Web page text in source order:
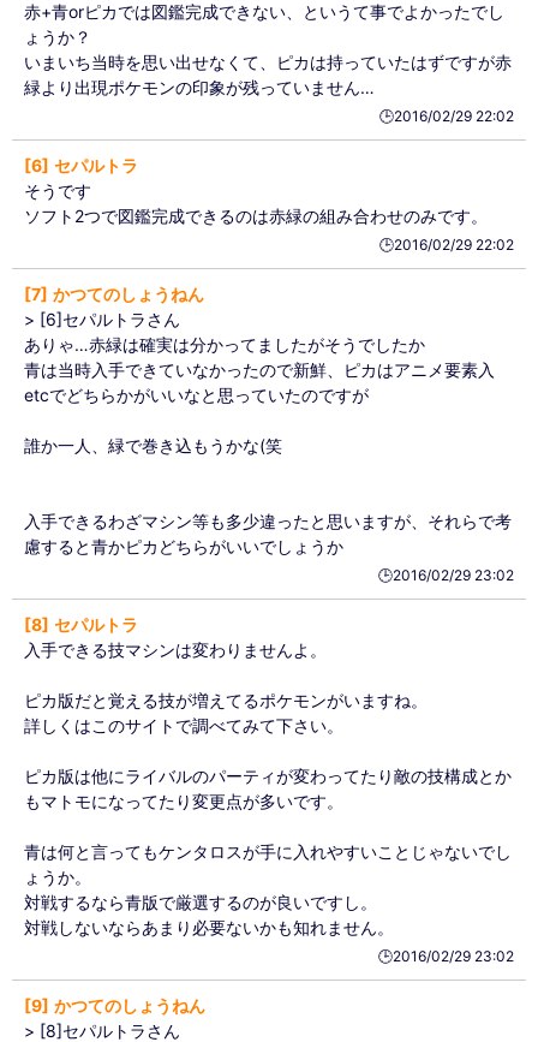
赤+青orピカでは図鑑完成できない、というて事でよかったでし
ょうか？
いまいち当時を思い出せなくて、ピカは持っていたはずですが赤
緑より出現ポケモンの印象が残っていません…
🕒️2016/02/29 22:02
6 セパルトラ
そうです
ソフト2つで図鑑完成できるのは赤緑の組み合わせのみです。
🕒️2016/02/29 22:02
7 かつてのしょうねん
> [6]セパルトラさん
ありゃ…赤緑は確実は分かってましたがそうでしたか
青は当時入手できていなかったので新鮮、ピカはアニメ要素入
etcでどちらかがいいなと思っていたのですが
誰か一人、緑で巻き込もうかな(笑
入手できるわざマシン等も多少違ったと思いますが、それらで考
慮すると青かピカどちらがいいでしょうか
🕒️2016/02/29 23:02
8 セパルトラ
入手できる技マシンは変わりませんよ。
ピカ版だと覚える技が増えてるポケモンがいますね。
詳しくはこのサイトで調べてみて下さい。
ピカ版は他にライバルのパーティが変わってたり敵の技構成とか
もマトモになってたり変更点が多いです。
青は何と言ってもケンタロスが手に入れやすいことじゃないでし
ょうか。
対戦するなら青版で厳選するのが良いですし。
対戦しないならあまり必要ないかも知れません。
🕒️2016/02/29 23:02
9 かつてのしょうねん
> [8]セパルトラさん